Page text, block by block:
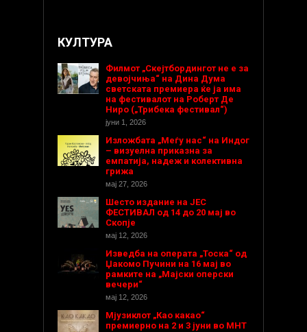
КУЛТУРА
Филмот „Скејтбордингот не е за
девојчиња“ на Дина Дума
светската премиера ќе ја има
на фестивалот на Роберт Де
Ниро („Трибека фестивал“)
јуни 1, 2026
Изложбата „Меѓу нас“ на Индог
– визуелна приказна за
емпатија, надеж и колективна
грижа
мај 27, 2026
Шесто издание на ЈЕС
ФЕСТИВАЛ од 14 до 20 мај во
Скопје
мај 12, 2026
Изведба на операта „Тоска“ од
Џакомо Пучини на 16 мај во
рамките на „Мајски оперски
вечери“
мај 12, 2026
Мјузиклот „Као какао“
премиерно на 2 и 3 јуни во МНТ